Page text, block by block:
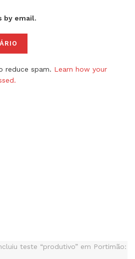
by email.
reduce spam. Learn how your